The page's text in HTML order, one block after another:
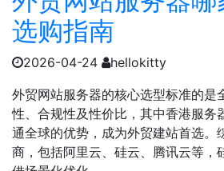
选购指南
2026-04-24
hellokitty
外贸网站服务器的核心选型标准的是
性、合规性及性价比，其中香港服务
通全球的优势，成为外贸建站首选。
商，包括阿里云、硅云、腾讯云等，